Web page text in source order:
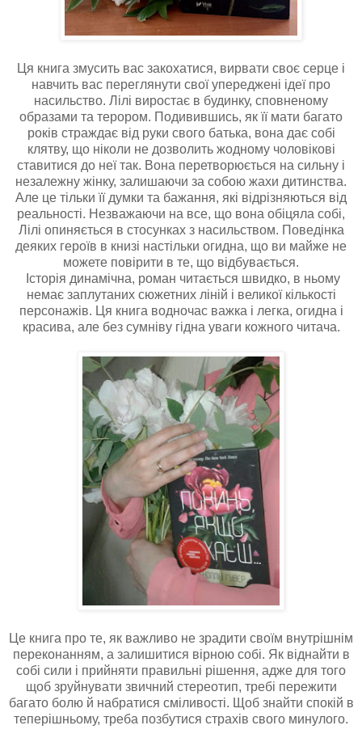
Ця книга змусить вас закохатися, вирвати своє серце і
навчить вас переглянути свої упереджені ідеї про
насильство. Лілі виростає в будинку, сповненому
образами та терором. Подивившись, як її мати багато
років страждає від руки свого батька, вона дає собі
клятву, що ніколи не дозволить жодному чоловікові
ставитися до неї так. Вона перетворюється на сильну і
незалежну жінку, залишаючи за собою жахи дитинства.
Але це тільки її думки та бажання, які відрізняються від
реальності. Незважаючи на все, що вона обіцяла собі,
Лілі опиняється в стосунках з насильством. Поведінка
деяких героїв в книзі настільки огидна, що ви майже не
можете повірити в те, що відбувається.
Історія динамічна, роман читається швидко, в ньому
немає заплутаних сюжетних ліній і великої кількості
персонажів. Ця книга водночас важка і легка, огидна і
красива, але без сумніву гідна уваги кожного читача.
Це книга про те, як важливо не зрадити своїм внутрішнім
переконанням, а залишитися вірною собі. Як віднайти в
собі сили і прийняти правильні рішення, адже для того
щоб зруйнувати звичний стереотип, требі пережити
багато болю й набратися сміливості. Щоб знайти спокій в
теперішньому, треба позбутися страхів свого минулого.